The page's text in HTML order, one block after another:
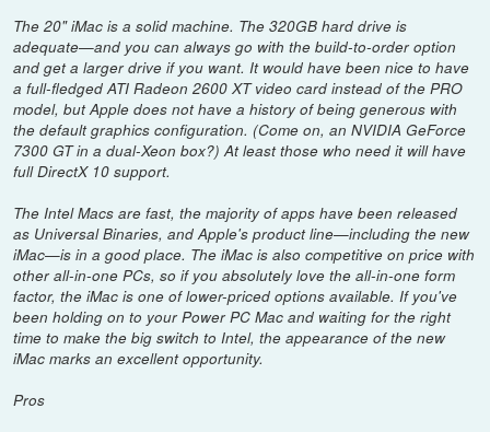
The 20" iMac is a solid machine. The 320GB hard drive is
adequate—and you can always go with the build-to-order option
and get a larger drive if you want. It would have been nice to have
a full-fledged ATI Radeon 2600 XT video card instead of the PRO
model, but Apple does not have a history of being generous with
the default graphics configuration. (Come on, an NVIDIA GeForce
7300 GT in a dual-Xeon box?) At least those who need it will have
full DirectX 10 support.
The Intel Macs are fast, the majority of apps have been released
as Universal Binaries, and Apple's product line—including the new
iMac—is in a good place. The iMac is also competitive on price with
other all-in-one PCs, so if you absolutely love the all-in-one form
factor, the iMac is one of lower-priced options available. If you've
been holding on to your Power PC Mac and waiting for the right
time to make the big switch to Intel, the appearance of the new
iMac marks an excellent opportunity.
Pros